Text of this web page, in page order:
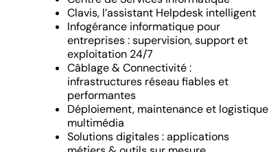
Clavis, l’assistant Helpdesk intelligent
Infogérance informatique pour
entreprises : supervision, support et
exploitation 24/7
Câblage & Connectivité :
infrastructures réseau fiables et
performantes
Déploiement, maintenance et logistique
multimédia
Solutions digitales : applications